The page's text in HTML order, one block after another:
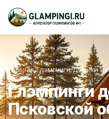
Главная/Глэмпинги/Домики и
Глэмпинги
Псковской